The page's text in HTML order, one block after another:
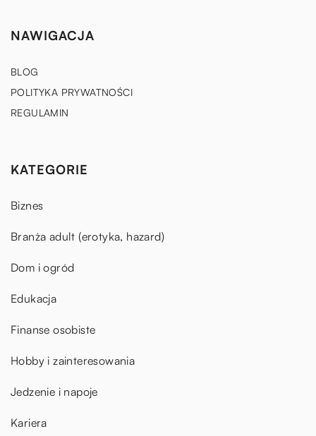
NAWIGACJA
BLOG
POLITYKA PRYWATNOŚCI
REGULAMIN
KATEGORIE
Biznes
Branża adult (erotyka, hazard)
Dom i ogród
Edukacja
Finanse osobiste
Hobby i zainteresowania
Jedzenie i napoje
Kariera